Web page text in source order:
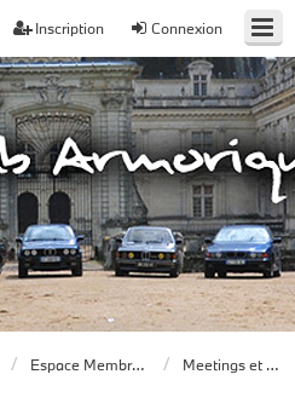
Connexion
Inscription
Espace Membres du Club Meetings et Sorties Circuit